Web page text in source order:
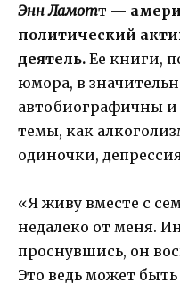
Энн Ламотт —
политический
деятель. Ее книги,
юмора, в
автобиографичны и
темы, как
одиночки,
«Я живу вместе с
недалеко от меня.
проснувшись, он
Это ведь может